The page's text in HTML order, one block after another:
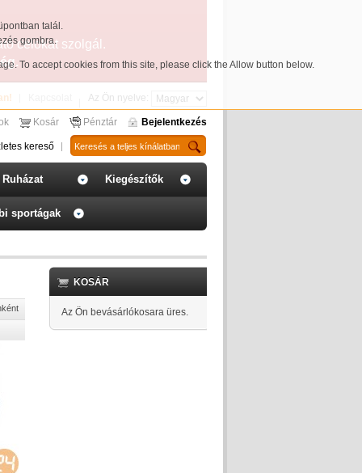
talál.
gombra.
. To accept cookies from this site, please click the Allow button below.
célokat szolgál.
Az Ön nyelve:
Kosár Pénztár Bejelentkezés
kereső
Ruházat Kiegészítők
sportágak
KOSÁR
Az Ön bevásárlókosara üres.